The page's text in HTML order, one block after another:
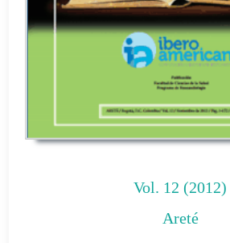
Vol. 12 (2012)
Areté